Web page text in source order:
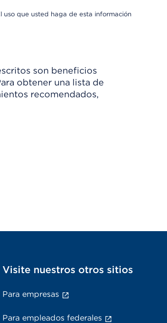
uso que usted haga de esta información
son beneficios
obtener una lista de
recomendados,
Visite nuestros otros sitios
Para empresas
Para empleados federales